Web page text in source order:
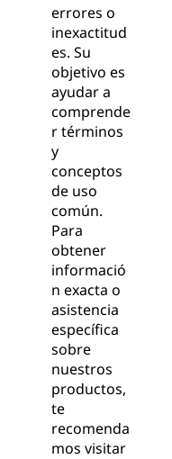
errores o
inexactitud
es. Su
objetivo es
ayudar a
comprende
r términos
y
conceptos
de uso
común.
Para
obtener
informació
n exacta o
asistencia
específica
sobre
nuestros
productos,
te
recomenda
mos visitar